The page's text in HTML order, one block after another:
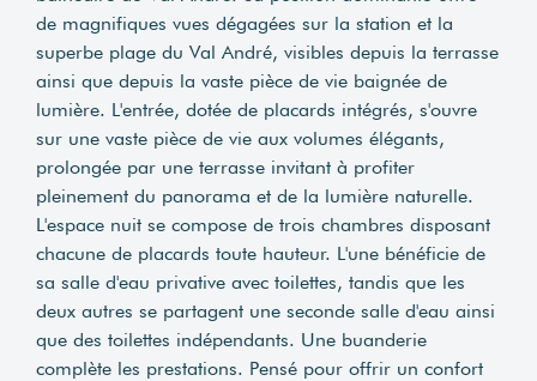
de magnifiques vues dégagées sur la station et la
superbe plage du Val André, visibles depuis la terrasse
ainsi que depuis la vaste pièce de vie baignée de
lumière. L'entrée, dotée de placards intégrés, s'ouvre
sur une vaste pièce de vie aux volumes élégants,
prolongée par une terrasse invitant à profiter
pleinement du panorama et de la lumière naturelle.
L'espace nuit se compose de trois chambres disposant
chacune de placards toute hauteur. L'une bénéficie de
sa salle d'eau privative avec toilettes, tandis que les
deux autres se partagent une seconde salle d'eau ainsi
que des toilettes indépendants. Une buanderie
complète les prestations. Pensé pour offrir un confort